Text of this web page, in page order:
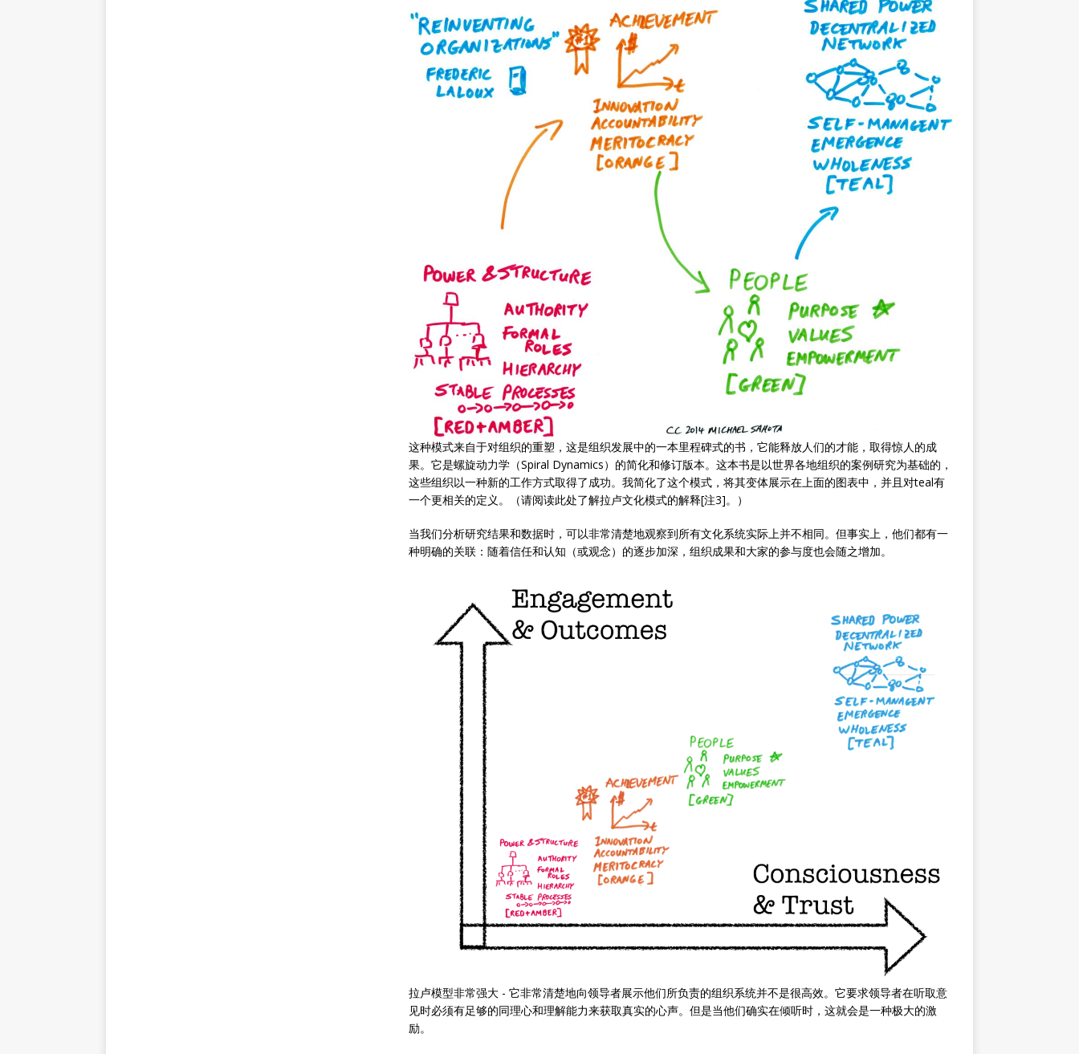
这种模式来自于对组织的重塑，这是组织发展中的一本里程碑式的书，它能释放人们的才能，取得惊人的成
果。它是螺旋动力学（Spiral Dynamics）的简化和修订版本。这本书是以世界各地组织的案例研究为基础的，
这些组织以一种新的工作方式取得了成功。我简化了这个模式，将其变体展示在上面的图表中，并且对teal有
一个更相关的定义。（请阅读此处了解拉卢文化模式的解释[注3]。）
当我们分析研究结果和数据时，可以非常清楚地观察到所有文化系统实际上并不相同。但事实上，他们都有一
种明确的关联：随着信任和认知（或观念）的逐步加深，组织成果和大家的参与度也会随之增加。
拉卢模型非常强大 - 它非常清楚地向领导者展示他们所负责的组织系统并不是很高效。它要求领导者在听取意
见时必须有足够的同理心和理解能力来获取真实的心声。但是当他们确实在倾听时，这就会是一种极大的激
励。